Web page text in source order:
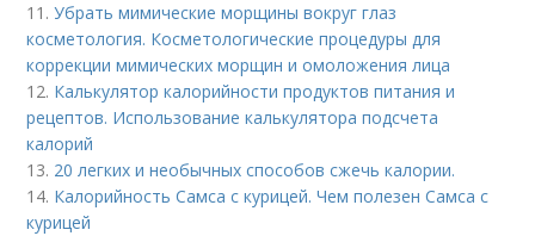
11.Убрать мимические морщины вокруг глаз
косметология. Косметологические процедуры для
коррекции мимических морщин и омоложения лица
12. Калькулятор калорийности продуктов питания и
рецептов. Использование калькулятора подсчета
калорий
13. 20 легких и необычных способов сжечь калории.
14. Калорийность Самса с курицей. Чем полезен Самса с
курицей